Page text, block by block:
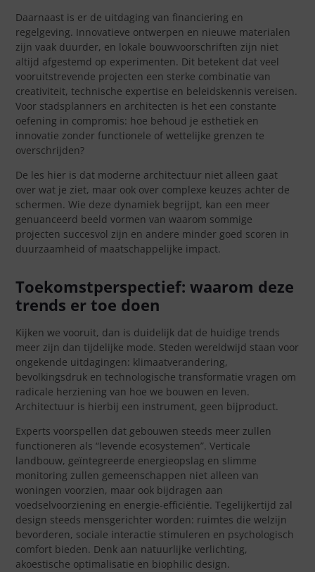
Daarnaast is er de uitdaging van financiering en
regelgeving. Innovatieve ontwerpen en nieuwe materialen
zijn vaak duurder, en lokale bouwvoorschriften zijn niet
altijd afgestemd op experimenten. Dit betekent dat veel
vooruitstrevende projecten een sterke combinatie van
creativiteit, technische expertise en beleidskennis vereisen.
Voor stadsplanners en architecten is het een constante
oefening in compromis: hoe behoud je esthetiek en
innovatie zonder functionele of wettelijke grenzen te
overschrijden?
De les hier is dat moderne architectuur niet alleen gaat
over wat je ziet, maar ook over complexe keuzes achter de
schermen. Wie deze dynamiek begrijpt, kan een meer
genuanceerd beeld vormen van waarom sommige
projecten succesvol zijn en andere minder goed scoren in
duurzaamheid of maatschappelijke impact.
Toekomstperspectief: waarom deze
trends er toe doen
Kijken we vooruit, dan is duidelijk dat de huidige trends
meer zijn dan tijdelijke mode. Steden wereldwijd staan voor
ongekende uitdagingen: klimaatverandering,
bevolkingsdruk en technologische transformatie vragen om
radicale herziening van hoe we bouwen en leven.
Architectuur is hierbij een instrument, geen bijproduct.
Experts voorspellen dat gebouwen steeds meer zullen
functioneren als “levende ecosystemen”. Verticale
landbouw, geïntegreerde energieopslag en slimme
monitoring zullen gemeenschappen niet alleen van
woningen voorzien, maar ook bijdragen aan
voedselvoorziening en energie-efficiëntie. Tegelijkertijd zal
design steeds mensgerichter worden: ruimtes die welzijn
bevorderen, sociale interactie stimuleren en psychologisch
comfort bieden. Denk aan natuurlijke verlichting,
akoestische optimalisatie en biophilic design.